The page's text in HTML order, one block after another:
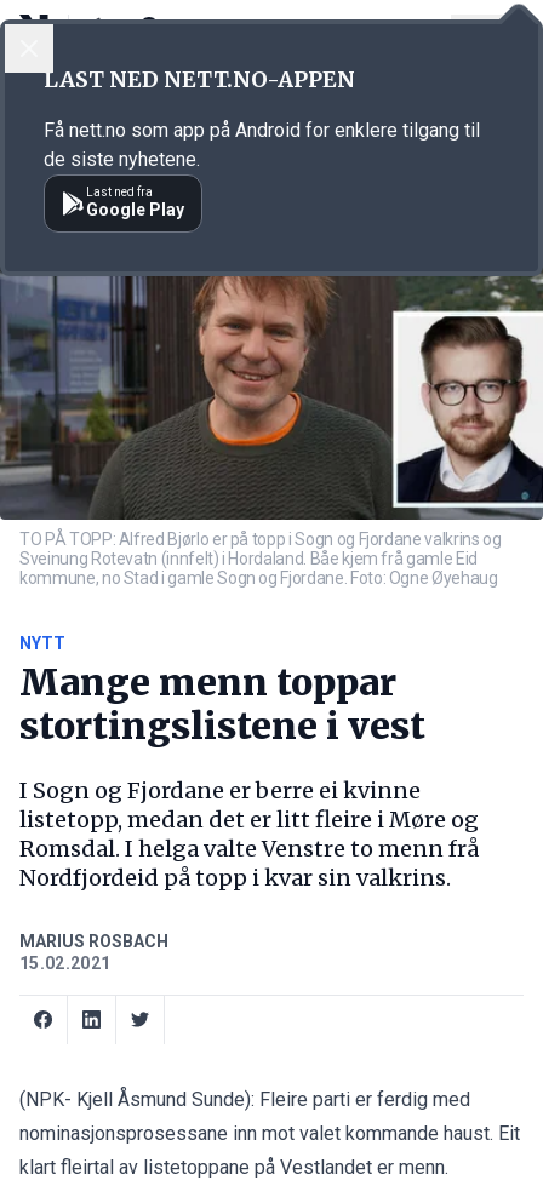
Annonsørinnhold
TO PÅ TOPP: Alfred Bjørlo er på topp i Sogn og Fjordane valkrins og
Sveinung Rotevatn (innfelt) i Hordaland. Båe kjem frå gamle Eid
kommune, no Stad i gamle Sogn og Fjordane. Foto: Ogne Øyehaug
NYTT
Mange menn toppar
stortingslistene i vest
I Sogn og Fjordane er berre ei kvinne
listetopp, medan det er litt fleire i Møre og
Romsdal. I helga valte Venstre to menn frå
Nordfjordeid på topp i kvar sin valkrins.
MARIUS ROSBACH
15.02.2021
(NPK- Kjell Åsmund Sunde): Fleire parti er ferdig med
nominasjonsprosessane inn mot valet kommande haust. Eit
klart fleirtal av listetoppane på Vestlandet er menn.
LAST NED NETT.NO-APPEN
Få nett.no som app på Android for enklere tilgang til
de siste nyhetene.
Last ned fra
Google Play